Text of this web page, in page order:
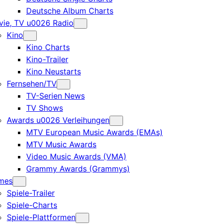
Deutsche Album Charts
TV u0026 Radio
Kino
Kino Charts
Kino-Trailer
Kino Neustarts
Fernsehen/TV
TV-Serien News
TV Shows
Awards u0026 Verleihungen
MTV European Music Awards (EMAs)
MTV Music Awards
Video Music Awards (VMA)
Grammy Awards (Grammys)
Spiele-Trailer
Spiele-Charts
Spiele-Plattformen